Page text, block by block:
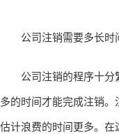
公司注销需要多长时
公司注销的程序十分繁
多的时间才能完成注销
估计浪费的时间更多。